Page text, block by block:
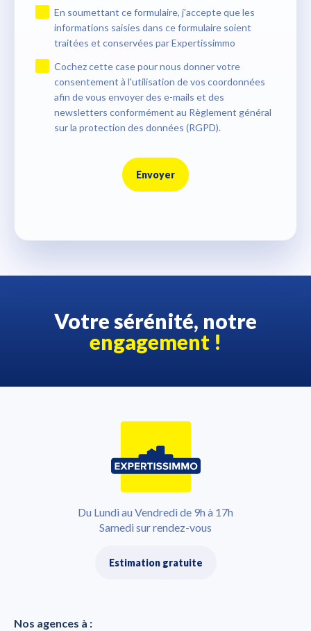
En soumettant ce formulaire, j'accepte que les
informations saisies dans ce formulaire soient
traitées et conservées par Expertissimmo
Cochez cette case pour nous donner votre
consentement à l'utilisation de vos coordonnées
afin de vous envoyer des e-mails et des
newsletters conformément au Règlement général
sur la protection des données (RGPD).
Envoyer
Votre sérénité, notre
engagement !
Du Lundi au Vendredi de 9h à 17h
Samedi sur rendez-vous
Estimation gratuite
Nos agences à :